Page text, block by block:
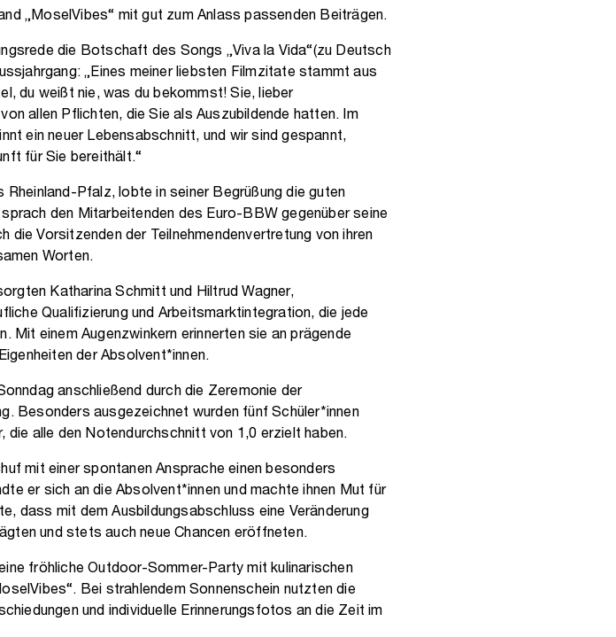
„MoselVibes“ mit gut zum Anlass passenden Beiträgen.
die Botschaft des Songs „Viva la Vida“(zu Deutsch
„Eines meiner liebsten Filmzitate stammt aus
du weißt nie, was du bekommst! Sie, lieber
allen Pflichten, die Sie als Auszubildende hatten. Im
ein neuer Lebensabschnitt, und wir sind gespannt,
für Sie bereithält.“
Pfalz, lobte in seiner Begrüßung die guten
den Mitarbeitenden des Euro-BBW gegenüber seine
Vorsitzenden der Teilnehmendenvertretung von ihren
Worten.
Katharina Schmitt und Hiltrud Wagner,
Qualifizierung und Arbeitsmarktintegration, die jede
Mit einem Augenzwinkern erinnerten sie an prägende
der Absolvent*innen.
anschließend durch die Zeremonie der
Besonders ausgezeichnet wurden fünf Schüler*innen
alle den Notendurchschnitt von 1,0 erzielt haben.
mit einer spontanen Ansprache einen besonders
er sich an die Absolvent*innen und machte ihnen Mut für
dass mit dem Ausbildungsabschluss eine Veränderung
und stets auch neue Chancen eröffneten.
fröhliche Outdoor-Sommer-Party mit kulinarischen
Bei strahlendem Sonnenschein nutzten die
und individuelle Erinnerungsfotos an die Zeit im